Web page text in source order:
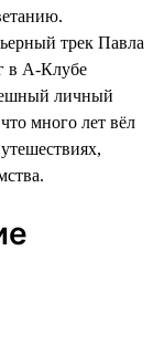
трек Павла
в А-Клубе
личный
много лет вёл